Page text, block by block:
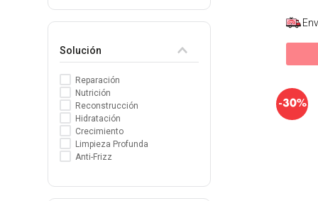
Solución
Reparación
Nutrición
Reconstrucción
Hidratación
Crecimiento
Limpieza Profunda
Anti-Frizz
-30%